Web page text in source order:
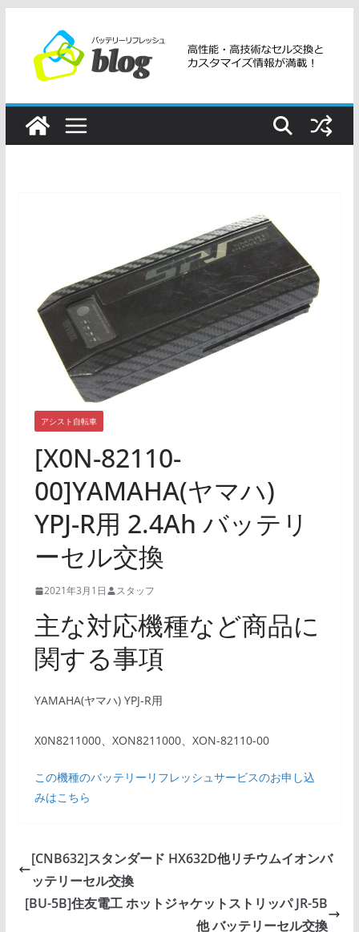
ツ
アシスト自転車
[X0N-82110-
00]YAMAHA(ヤマハ)
YPJ-R用 2.4Ah バッテリ
ーセル交換
2021年3月1日 スタッフ
主な対応機種など商品に
関する事項
YAMAHA(ヤマハ) YPJ-R用
X0N8211000、XON8211000、XON-82110-00
この機種のバッテリーリフレッシュサービスのお申し込
みはこちら
[CNB632]スタンダード HX632D他リチウムイオンバ
ッテリーセル交換
[BU-5B]住友電工 ホットジャケットストリッパ JR-5B
他 バッテリーセル交換